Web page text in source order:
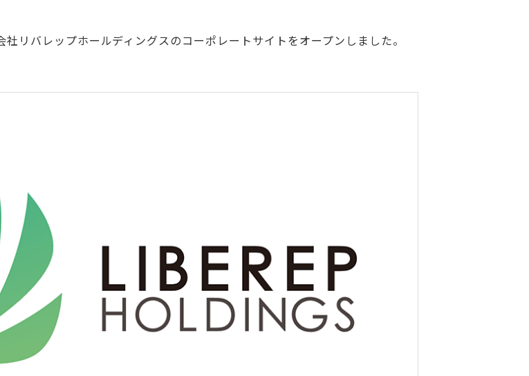
リバレップホールディングスのコーポレートサイトをオープンしました。